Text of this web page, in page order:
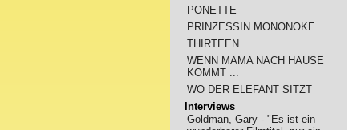
PONETTE
PRINZESSIN MONONOKE
THIRTEEN
WENN MAMA NACH HAUSE
KOMMT ...
WO DER ELEFANT SITZT
Interviews
Goldman, Gary - "Es ist ein